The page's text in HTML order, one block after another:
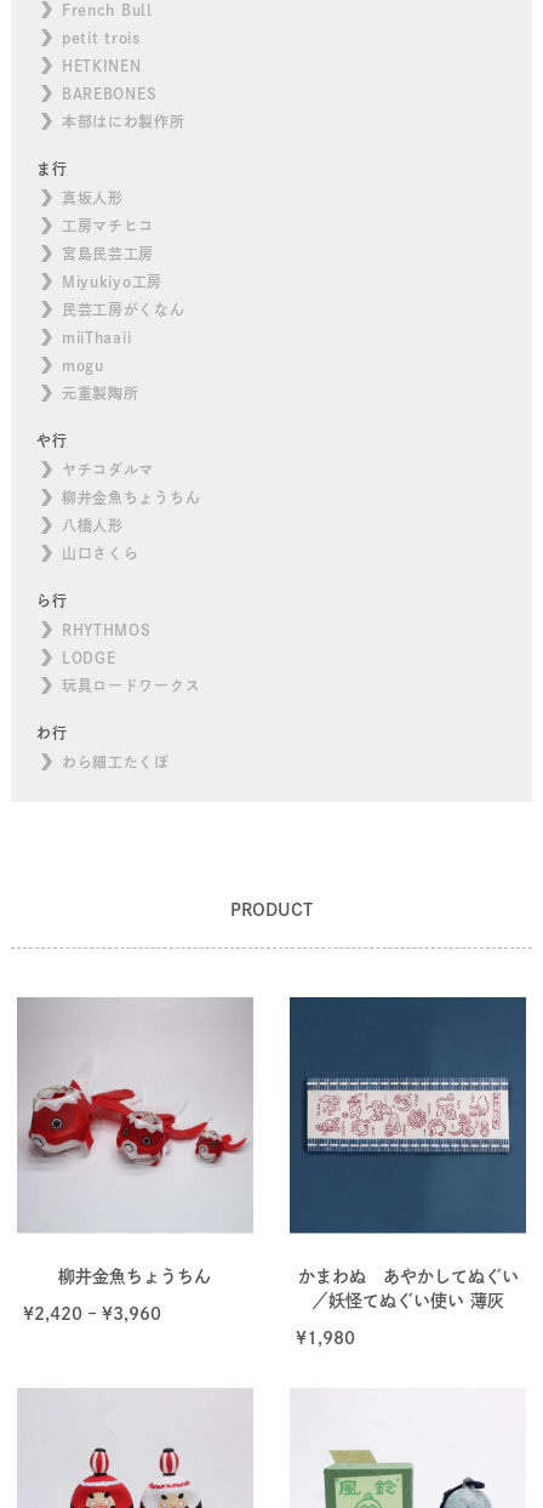
French Bull
petit trois
HETKINEN
BAREBONES
本部はにわ製作所
ま行
真坂人形
工房マチヒコ
宮島民芸工房
Miyukiyo工房
民芸工房がくなん
miiThaaii
mogu
元重製陶所
や行
ヤチコダルマ
柳井金魚ちょうちん
八橋人形
山口さくら
ら行
RHYTHMOS
LODGE
玩具ロードワークス
わ行
わら細工たくぼ
PRODUCT
柳井金魚ちょうちん
¥2,420– ¥3,960
かまわぬ あやかしてぬぐい
／妖怪てぬぐい使い 薄灰
¥1,980